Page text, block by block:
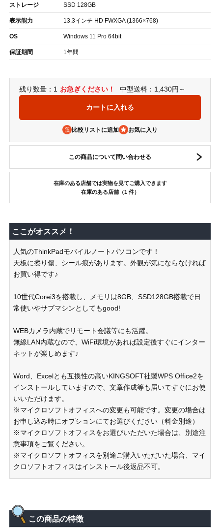
ストレージ SSD 128GB
表示能力 13.3インチ HD FWXGA (1366×768)
OS Windows 11 Pro 64bit
保証期間 1年間
残り数量：1 お急ぎください！ 中型送料：1,430円～
比較リストに追加
この商品について問い合わせる
在庫のある店舗では実物を見てご購入できます
在庫のある店舗（1 件）
ここがオススメ！
人気のThinkPadモバイルノートパソコンです！
天板に擦り傷、シール痕があります。外観が気にならなければ
お買い得です♪
10世代Corei3を搭載し、メモリは8GB、SSD128GB搭載で日
常使いやサブマシンとしてもgood!
WEBカメラ内蔵でリモート会議等にも活躍。
無線LAN内蔵なので、WiFi環境があれば設定後すぐにインター
ネットが楽しめます♪
Word、Excelとも互換性の高いKINGSOFT社製WPS Office2を
インストールしていますので、文章作成等も届いてすぐにお使
いいただけます。
※マイクロソフトオフィスへの変更も可能です。変更の場合は
お申し込み時にオプションにてお選びください（料金別途）
※マイクロソフトオフィスをお選びいただいた場合は、別途注
意事項をご覧ください。
※マイクロソフトオフィスを別途ご購入いただいた場合、マイ
クロソフトオフィスはインストール後返品不可。
この商品の特徴